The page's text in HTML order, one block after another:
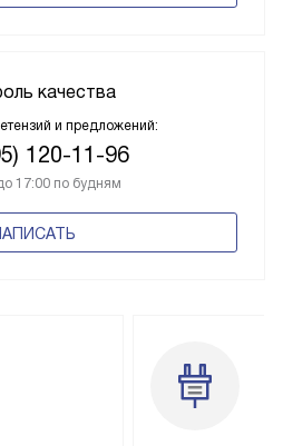
качества
и предложений:
120-11-96
17:00 по будням